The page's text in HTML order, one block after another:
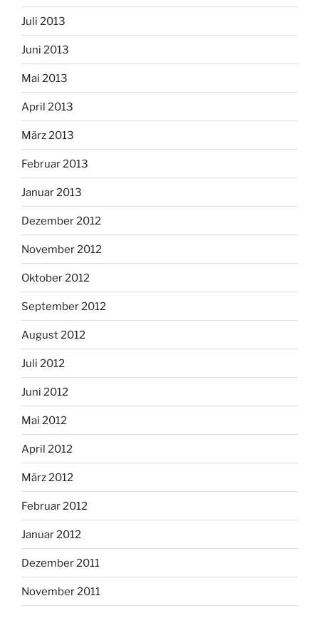
Juli 2013
Juni 2013
Mai 2013
April 2013
März 2013
Februar 2013
Januar 2013
Dezember 2012
November 2012
Oktober 2012
September 2012
August 2012
Juli 2012
Juni 2012
Mai 2012
April 2012
März 2012
Februar 2012
Januar 2012
Dezember 2011
November 2011